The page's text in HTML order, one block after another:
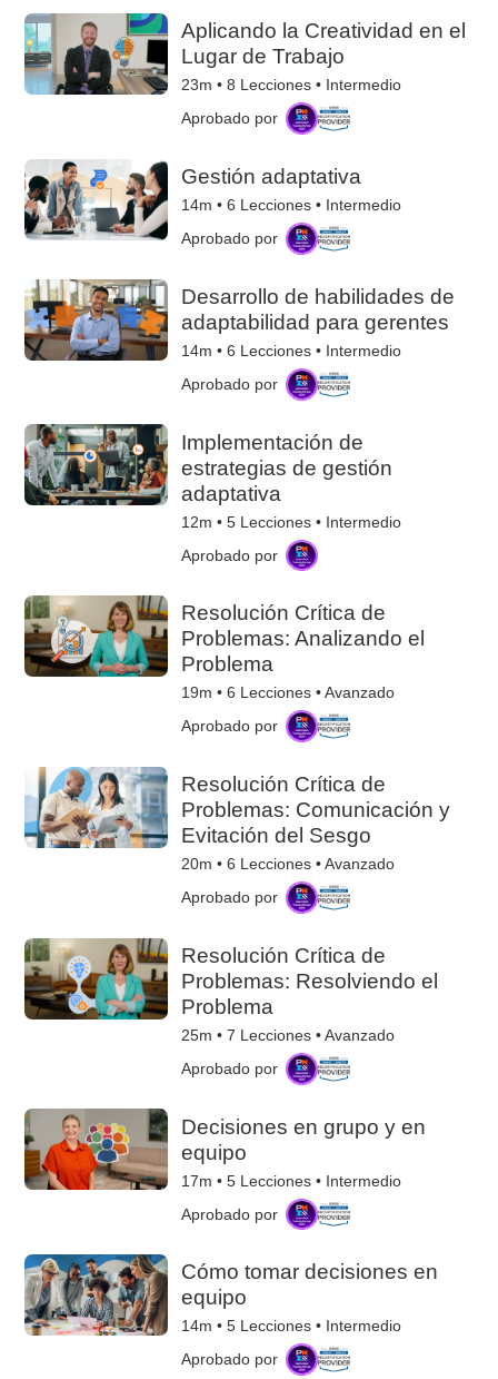
Aplicando la Creatividad en el
Lugar de Trabajo
23m •8 Lecciones • Intermedio
Aprobado por
Gestión adaptativa
14m •6 Lecciones • Intermedio
Aprobado por
Desarrollo de habilidades de
adaptabilidad para gerentes
14m •6 Lecciones • Intermedio
Aprobado por
Implementación de
estrategias de gestión
adaptativa
12m •5 Lecciones • Intermedio
Aprobado por
Resolución Crítica de
Problemas: Analizando el
Problema
19m •6 Lecciones • Avanzado
Aprobado por
Resolución Crítica de
Problemas: Comunicación y
Evitación del Sesgo
20m •6 Lecciones • Avanzado
Aprobado por
Resolución Crítica de
Problemas: Resolviendo el
Problema
25m •7 Lecciones • Avanzado
Aprobado por
Decisiones en grupo y en
equipo
17m •5 Lecciones • Intermedio
Aprobado por
Cómo tomar decisiones en
equipo
14m •5 Lecciones • Intermedio
Aprobado por